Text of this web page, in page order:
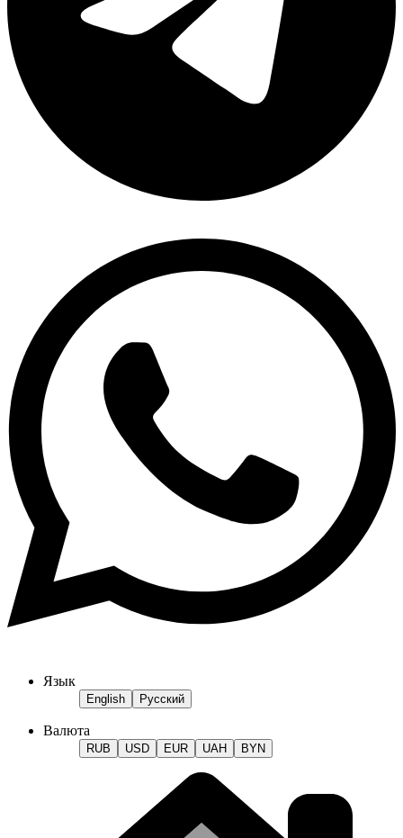
Язык
English Русский
Валюта
RUB USD EUR UAH BYN